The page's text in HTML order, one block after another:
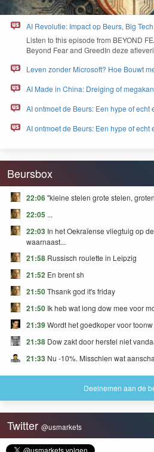
AI Revolutie: Impact op Beurs, Big
BEYOND FEAR and GREED
Lis­ten to this episode from BEYOND
Beyond Fear and Greed­In deze
Leven zonder Microsoft? Hoe Bouwt
AI Made in China: Dreiging of
AI ontmoet de Beurs: Een hype of echt
AI ontmoet de Beurs: Een hype of echt
Beursbox
22:06"kleine stelen grote stelen,
22:05 ...
22:03 In het Oekraïense vliegtuig op
waarnaast...
21:58 Russisch roulette in Leipzig
21:52 En brent sh
21:50Thsank god it's friday
21:50 Ik heb wat long dow mee voor
21:39Wordt het goedkoper voor
21:38 Dow zakt door herstel niet
21:33 Nu -10%. Misschien wat
Deelnemen aan de
Twitter @usmarkets